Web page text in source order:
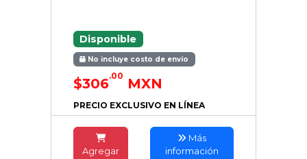
Disponible
No incluye costo de envío
$306.00 MXN
PRECIO EXCLUSIVO EN LÍNEA
Agregar
Más
información